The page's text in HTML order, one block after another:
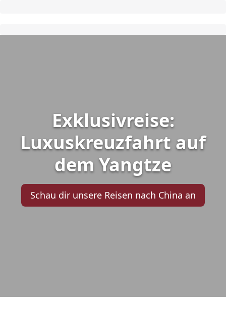
Exklusivreise:
Luxuskreuzfahrt auf
dem Yangtze
Schau dir unsere Reisen nach China an